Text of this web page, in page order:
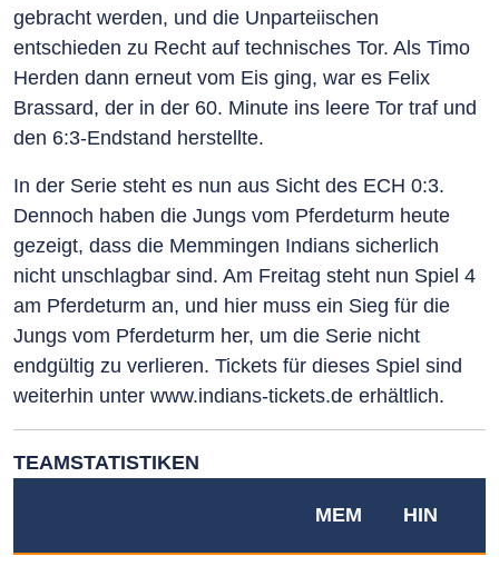
gebracht werden, und die Unparteiischen
entschieden zu Recht auf technisches Tor. Als Timo
Herden dann erneut vom Eis ging, war es Felix
Brassard, der in der 60. Minute ins leere Tor traf und
den 6:3-Endstand herstellte.
In der Serie steht es nun aus Sicht des ECH 0:3.
Dennoch haben die Jungs vom Pferdeturm heute
gezeigt, dass die Memmingen Indians sicherlich
nicht unschlagbar sind. Am Freitag steht nun Spiel 4
am Pferdeturm an, und hier muss ein Sieg für die
Jungs vom Pferdeturm her, um die Serie nicht
endgültig zu verlieren. Tickets für dieses Spiel sind
weiterhin unter www.indians-tickets.de erhältlich.
TEAMSTATISTIKEN
MEM HIN